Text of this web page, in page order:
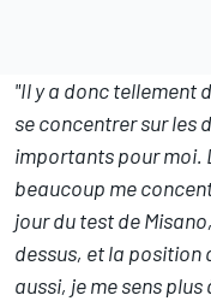
"Il y a donc tellement
se concentrer sur les
importants pour moi.
beaucoup me
jour du test de
dessus, et la position
aussi, je me sens